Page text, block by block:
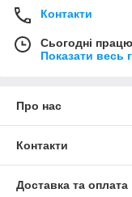
Контакти
Сьогодні
Показати весь
Про нас
Контакти
Доставка та оплата